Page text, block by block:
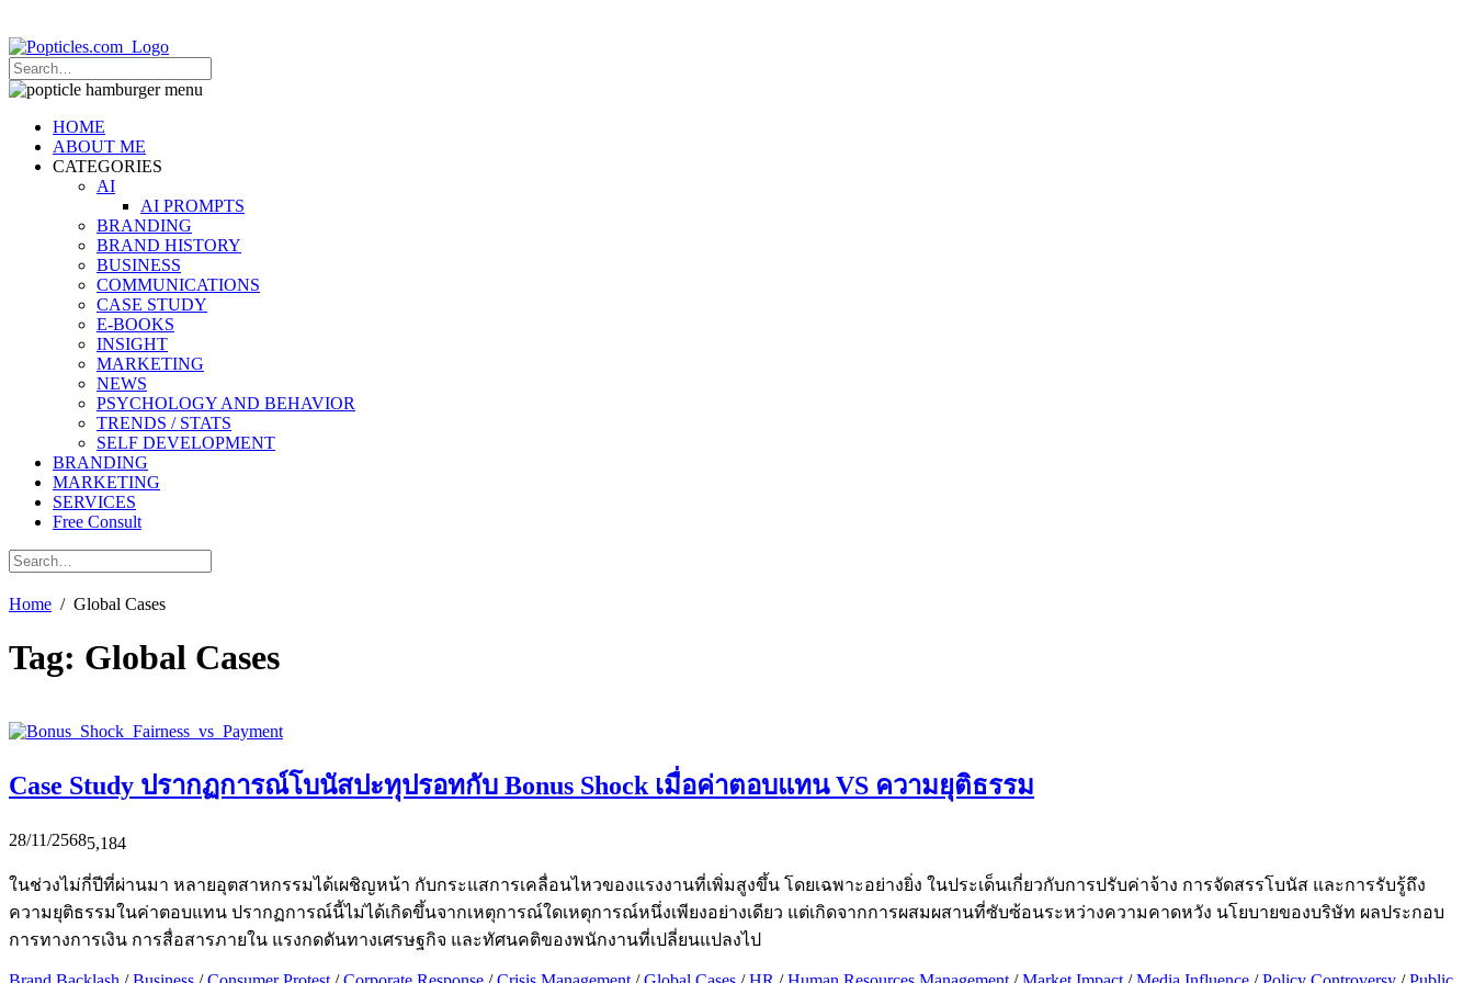
Popticles.com
HOME
ABOUT ME
CATEGORIES
AI
AI PROMPTS
BRANDING
BRAND HISTORY
BUSINESS
COMMUNICATIONS
CASE STUDY
E-BOOKS
INSIGHT
MARKETING
NEWS
PSYCHOLOGY AND BEHAVIOR
TRENDS / STATS
SELF DEVELOPMENT
BRANDING
MARKETING
SERVICES
Free Consult
Home Global Cases
Tag: Global Cases
Case Study ปรากฏการณ์โบนัสปะทุปรอทกับ Bonus Shock เมื่อค่าตอบแทน VS ความยุติธรรม
28/11/25685,184
ในช่วงไม่กี่ปีที่ผ่านมา หลายอุตสาหกรรมได้เผชิญหน้า กับกระแสการเคลื่อนไหวของแรงงานที่เพิ่มสูงขึ้น โดยเฉพาะอย่างยิ่ง ในประเด็นเกี่ยวกับการปรับค่าจ้าง การจัดสรรโบนัส และการรับรู้ถึง
ความยุติธรรมในค่าตอบแทน ปรากฏการณ์นี้ไม่ได้เกิดขึ้นจากเหตุการณ์ใดเหตุการณ์หนึ่งเพียงอย่างเดียว แต่เกิดจากการผสมผสานที่ซับซ้อนระหว่างความคาดหวัง นโยบายของบริษัท ผลประกอบ
การทางการเงิน การสื่อสารภายใน แรงกดดันทางเศรษฐกิจ และทัศนคติของพนักงานที่เปลี่ยนแปลงไป